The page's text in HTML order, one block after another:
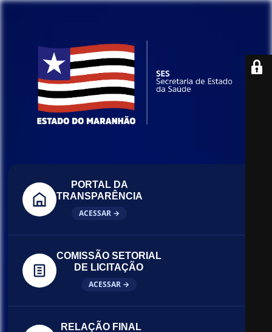
PORTAL DA
TRANSPARÊNCIA
ACESSAR →
COMISSÃO SETORIAL
DE LICITAÇÃO
ACESSAR →
RELAÇÃO FINAL